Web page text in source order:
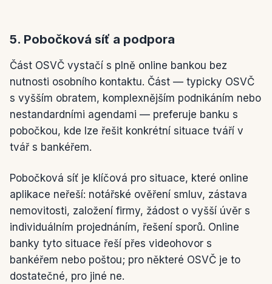
5. Pobočková síť a podpora
Část OSVČ vystačí s plně online bankou bez
nutnosti osobního kontaktu. Část — typicky OSVČ
s vyšším obratem, komplexnějším podnikáním nebo
nestandardními agendami — preferuje banku s
pobočkou, kde lze řešit konkrétní situace tváří v
tvář s bankéřem.
Pobočková síť je klíčová pro situace, které online
aplikace neřeší: notářské ověření smluv, zástava
nemovitosti, založení firmy, žádost o vyšší úvěr s
individuálním projednáním, řešení sporů. Online
banky tyto situace řeší přes videohovor s
bankéřem nebo poštou; pro některé OSVČ je to
dostatečné, pro jiné ne.